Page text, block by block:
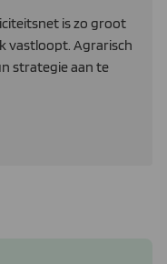
is zo groot
vastloopt. Agrarisch
strategie aan te